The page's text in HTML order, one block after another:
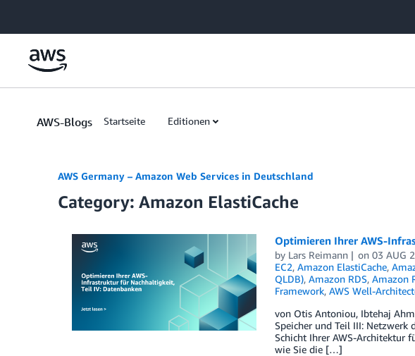
AWS-Blogs Startseite Editionen
AWS Germany – Amazon Web Services in Deutschland
Category: Amazon ElastiCache
Optimieren Ihrer AWS-
by Lars Reimann on03 AUG
EC2, Amazon ElastiCache,
QLDB), Amazon RDS, Amazon
Framework, AWS Well-
von Otis Antoniou, Ibtehaj
Speicher und Teil III: Netzwerk
Schicht Ihrer AWS-Architektur
wie Sie die […]